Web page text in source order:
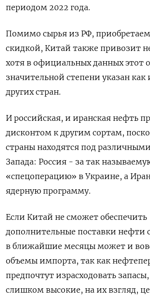
периодом 2022 года.
Помимо сырья из РФ,
скидкой, Китай также привозит
хотя в официальных данных этот
значительной степени указан
других стран.
И российская, и иранская нефть
дисконтом к другим сортам,
страны находятся под
Запада: Россия - за так
«спецоперацию» в Украине, а
ядерную программу.
Если Китай не сможет обеспечить
дополнительные поставки нефти
в ближайшие месяцы может и
объемы импорта, так как
предпочтут израсходовать
слишком высокие, на их взгляд,